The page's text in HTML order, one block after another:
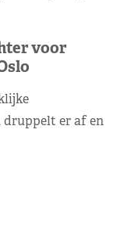
voor
druppelt er af en